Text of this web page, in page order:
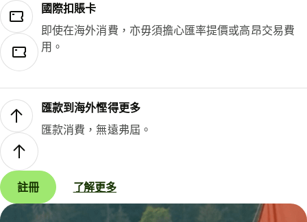
國際扣賬卡
即使在海外消費，亦毋須擔心匯率提價或高昂交易費
用。
匯款到海外慳得更多
匯款消費，無遠弗屆。
註冊 了解更多